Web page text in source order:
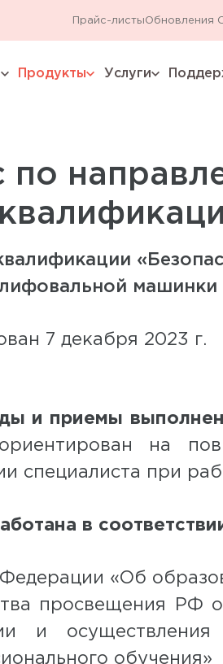
Прайс-листыОбновления
expand_more Продуктыexpand_more Услугиexpand_more
по
машинки
7 декабря 2023 г.
и приемы
ориентирован на
специалиста при
в
«Об
просвещения РФ
и
обучения»